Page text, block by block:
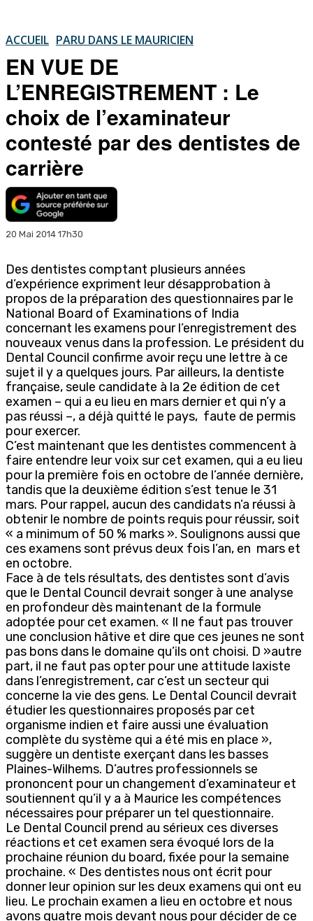
ACCUEIL PARU DANS LE MAURICIEN
EN VUE DE
L’ENREGISTREMENT : Le
choix de l’examinateur
contesté par des dentistes de
carrière
20 Mai 2014 17h30
Des dentistes comptant plusieurs années
d’expérience expriment leur désapprobation à
propos de la préparation des questionnaires par le
National Board of Examinations of India
concernant les examens pour l’enregistrement des
nouveaux venus dans la profession. Le président du
Dental Council confirme avoir reçu une lettre à ce
sujet il y a quelques jours. Par ailleurs, la dentiste
française, seule candidate à la 2e édition de cet
examen – qui a eu lieu en mars dernier et qui n’y a
pas réussi –, a déjà quitté le pays, faute de permis
pour exercer.
C’est maintenant que les dentistes commencent à
faire entendre leur voix sur cet examen, qui a eu lieu
pour la première fois en octobre de l’année dernière,
tandis que la deuxième édition s’est tenue le 31
mars. Pour rappel, aucun des candidats n’a réussi à
obtenir le nombre de points requis pour réussir, soit
« a minimum of 50 % marks ». Soulignons aussi que
ces examens sont prévus deux fois l’an, en mars et
en octobre.
Face à de tels résultats, des dentistes sont d’avis
que le Dental Council devrait songer à une analyse
en profondeur dès maintenant de la formule
adoptée pour cet examen. « Il ne faut pas trouver
une conclusion hâtive et dire que ces jeunes ne sont
pas bons dans le domaine qu’ils ont choisi. D »autre
part, il ne faut pas opter pour une attitude laxiste
dans l’enregistrement, car c’est un secteur qui
concerne la vie des gens. Le Dental Council devrait
étudier les questionnaires proposés par cet
organisme indien et faire aussi une évaluation
complète du système qui a été mis en place »,
suggère un dentiste exerçant dans les basses
Plaines-Wilhems. D’autres professionnels se
prononcent pour un changement d’examinateur et
soutiennent qu’il y a à Maurice les compétences
nécessaires pour préparer un tel questionnaire.
Le Dental Council prend au sérieux ces diverses
réactions et cet examen sera évoqué lors de la
prochaine réunion du board, fixée pour la semaine
prochaine. « Des dentistes nous ont écrit pour
donner leur opinion sur les deux examens qui ont eu
lieu. Le prochain examen a lieu en octobre et nous
avons quatre mois devant nous pour décider de ce